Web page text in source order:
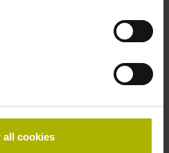
all cookies